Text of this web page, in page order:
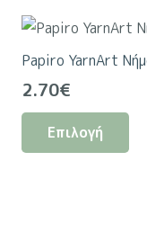
Papiro YarnArt
2.70€
Επιλογή